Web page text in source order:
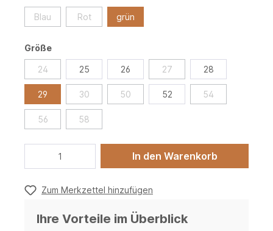
Blau Rot grün
Größe
24 25 26 27 28
29 30 50 52 54
56 58
In den Warenkorb
Zum Merkzettel hinzufügen
Ihre Vorteile im Überblick